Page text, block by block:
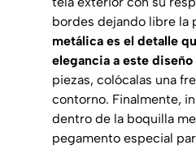
bordes dejando libre la
metálica es el detalle
elegancia a este diseño
piezas, colócalas una
contorno. Finalmente,
dentro de la boquilla
pegamento especial